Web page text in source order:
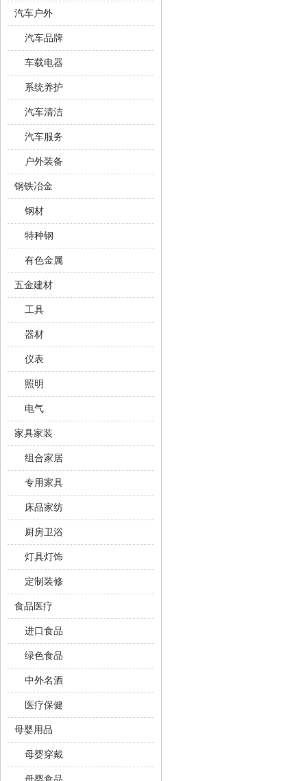
汽车户外
汽车品牌
车载电器
系统养护
汽车清洁
汽车服务
户外装备
钢铁冶金
钢材
特种钢
有色金属
五金建材
工具
器材
仪表
照明
电气
家具家装
组合家居
专用家具
床品家纺
厨房卫浴
灯具灯饰
定制装修
食品医疗
进口食品
绿色食品
中外名酒
医疗保健
母婴用品
母婴穿戴